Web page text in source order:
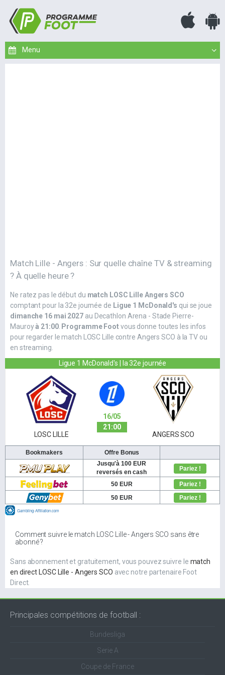
Match Lille - Angers : Sur quelle chaîne TV & streaming
? À quelle heure ?
Ne ratez pas le début du match LOSC Lille Angers SCO
comptant pour la 32e journée de Ligue 1 McDonald's qui se joue
dimanche 16 mai 2027 au Decathlon Arena - Stade Pierre-
Mauroyà 21:00. Programme Footvous donne toutes les infos
pour regarder le match LOSC Lille contre Angers SCO à la TV ou
en streaming.
Ligue 1 McDonald's | la 32e journée
LOSC LILLE
16/05
21:00
ANGERS SCO
Comment suivre le match LOSC Lille - Angers SCO sans être
abonné ?
Sans abonnement et gratuitement, vous pouvez suivre le match
en direct LOSC Lille - Angers SCO avec notre partenaire Foot
Direct.
Principales compétitions de football :
Bundesliga
Serie A
Coupe de France